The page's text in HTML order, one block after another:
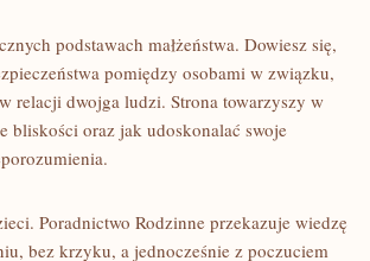
podstawach małżeństwa. Dowiesz się,
pomiędzy osobami w związku,
relacji dwojga ludzi. Strona towarzyszy w
bliskości oraz jak udoskonalać swoje
Poradnictwo Rodzinne przekazuje wiedzę
bez krzyku, a jednocześnie z poczuciem